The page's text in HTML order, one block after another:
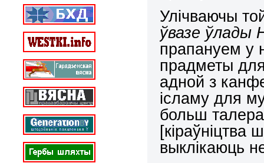
Улічваючы
ўвазе ўлады
прапануем у
прадметы
адной з
ісламу для
больш
выклікаюць